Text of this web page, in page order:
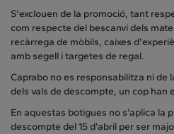
S'exclouen de la promoció, tant
com respecte del bescanvi dels
recàrrega de mòbils, caixes
amb segell i targetes de regal.
Caprabo no es responsabilitza ni de
dels vals de descompte, un cop han
En aquestas botigues no s’aplica la
descompte del 15 d’abril per ser